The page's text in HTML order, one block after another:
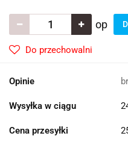
op
Do przechowalni
Opinie
Wysyłka w ciągu
Cena przesyłki